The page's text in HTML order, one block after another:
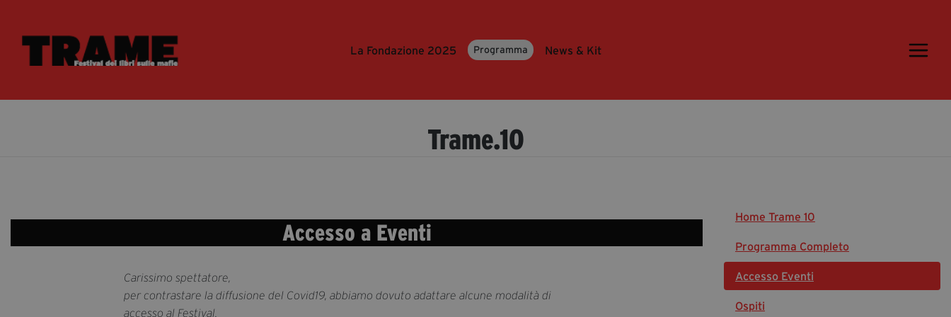
La Fondazione 2025 Programma News & Kit
Ospiti | Trame.15
Accrediti Stampa | Trame.15
Rassegna Stampa
Trame.10
Accesso a Eventi
Carissimo spettatore,
per contrastare la diffusione del Covid19, abbiamo dovuto adattare alcune modalità di
accesso al Festival.
Home Trame 10
Programma Completo
Accesso Eventi
Ospiti